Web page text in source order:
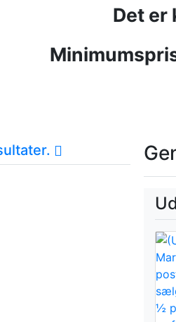
Det er